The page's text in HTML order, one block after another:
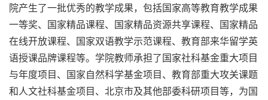
院产生了一批优秀的教学成果，包括国家高等教育教学成果
一等奖、国家精品课程、国家精品资源共享课程、国家精品
在线开放课程、国家双语教学示范课程、教育部来华留学英
语授课品牌课程等。学院教师承担了国家社科基金重大项目
与年度项目、国家自然科学基金项目、教育部重大攻关课题
和人文社科基金项目、北京市及其他部委科研项目等，为国